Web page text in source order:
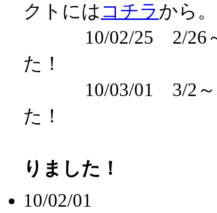
クトには コチラから。
10/02/25 2/26～2/
た！
10/03/01 3/2～3/3
た！
りました！
10/02/01